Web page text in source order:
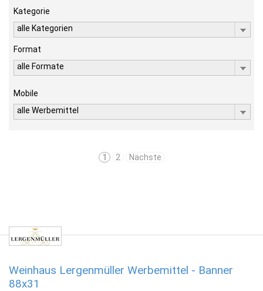
Kategorie
alle Kategorien
Format
alle Formate
Mobile
alle Werbemittel
1 2 Nächste
Weinhaus Lergenmüller Werbemittel - Banner
88x31